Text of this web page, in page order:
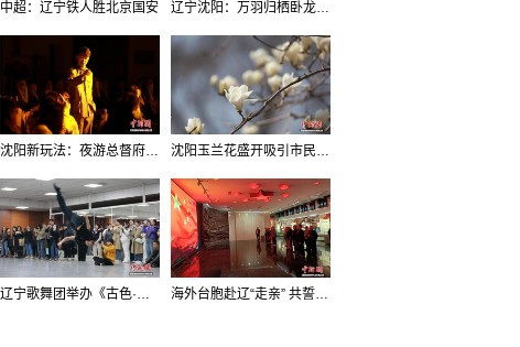
中超：辽宁铁人胜北京国安 辽宁沈阳：万羽归栖卧龙湖看群鸟齐飞
沈阳新玩法：夜游总督府，当一回“赴宴者” 沈阳玉兰花盛开吸引市民打卡
辽宁歌舞团举办《古色·国宝辽宁》排练开放日活动 海外台胞赴辽“走亲” 共誓“和平初心”